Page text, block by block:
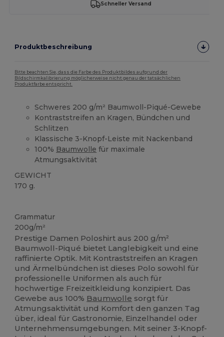
Schneller Versand
Produktbeschreibung
Bitte beachten Sie, dass die Farbe des Produktbildes aufgrund der
Bildschirmkalibrierung möglicherweise nicht genau der tatsächlichen
Produktfarbe entspricht.
Schweres 200 g/m² Baumwoll-Piqué-Gewebe
Kontraststreifen an Kragen, Bündchen und
Schlitzen
Klassische 3-Knopf-Leiste mit Nackenband
100% Baumwolle für maximale
Atmungsaktivität
GEWICHT
170 g.
Grammatur
200g/m²
Prestige Damen Poloshirt aus 200 g/m²
Baumwoll-Piqué bietet Langlebigkeit und eine
raffinierte Optik. Mit Kontraststreifen an Kragen
und Ärmelbündchen ist dieses Polo sowohl für
professionelle Uniformen als auch für
hochwertige Freizeitkleidung konzipiert. Das
Gewebe aus 100% Baumwolle sorgt für
Atmungsaktivität und Komfort den ganzen Tag
über, ideal für Gastronomie, Einzelhandel oder
Unternehmensumgebungen. Mit seiner 3-Knopf-